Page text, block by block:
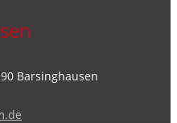
Barsinghausen